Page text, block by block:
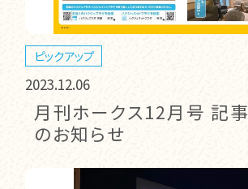
ピックアップ
2023.12.06
月刊ホークス12月号 記
のお知らせ